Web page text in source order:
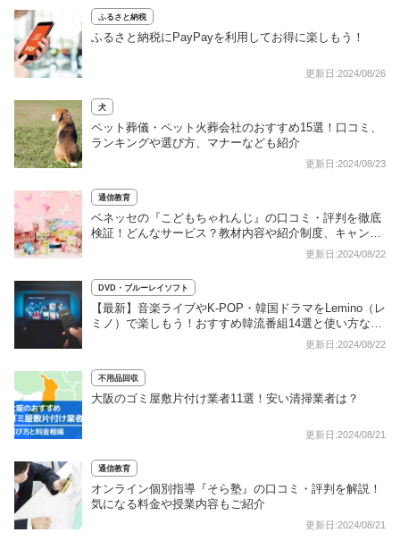
ふるさと納税
ふるさと納税にPayPayを利用してお得に楽しもう！
更新日:2024/08/26
犬
ペット葬儀・ペット火葬会社のおすすめ15選！口コミ、
ランキングや選び方、マナーなども紹介
更新日:2024/08/23
通信教育
ベネッセの『こどもちゃれんじ』の口コミ・評判を徹底
検証！どんなサービス？教材内容や紹介制度、キャンペ
更新日:2024/08/22
DVD・ブルーレイソフト
【最新】音楽ライブやK-POP・韓国ドラマをLemino（レ
ミノ）で楽しもう！おすすめ韓流番組14選と使い方など
更新日:2024/08/22
不用品回収
大阪のゴミ屋敷片付け業者11選！安い清掃業者は？
更新日:2024/08/21
通信教育
オンライン個別指導『そら塾』の口コミ・評判を解説！
気になる料金や授業内容もご紹介
更新日:2024/08/21